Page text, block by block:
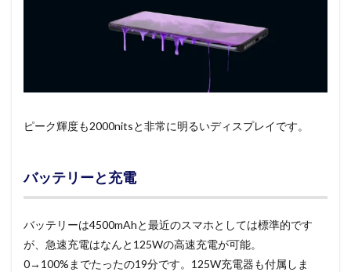
ピーク輝度も2000nitsと非常に明るいディスプレイです。
バッテリーと充電
バッテリーは4500mAhと最近のスマホとしては標準的です
が、急速充電はなんと125Wの高速充電が可能。
0→100%までたったの19分です。125W充電器も付属しま